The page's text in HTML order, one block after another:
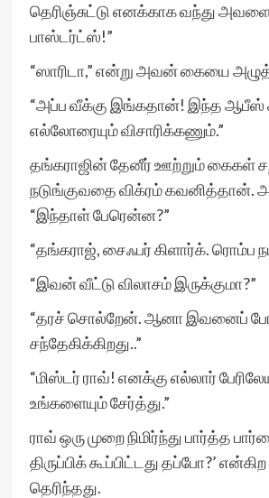
தெரிஞ்சுட்டு எனக்காக வந்து
பாஸ்டர்ட்ஸ்!”
“ஸாரிடா,” என்று அவன் கையை
“அப்ப வீக்கு இங்கதான்! இந்த ஆபீஸ்
எல்லோரையும் விசாரிக்கணும்.”
தங்கராஜின் தேனீர் ஊற்றும் கைகள்
நடுங்குவதை விக்ரம் கவனித்தான்.
“இந்தாள் பேரென்ன?”
“தங்கராஜ், சைஃபர் கிளார்க். ரொம்ப
“இவன் வீட்டு விலாசம் இருக்குமா?”
“தரச் சொல்றேன். ஆனா இவனைப்
சந்தேகிக்கிறது..”
“மிஸ்டர் ராவ்! எனக்கு எல்லார்
உங்களையும் சேர்த்து.”
ராவ் ஒரு முறை நிமிர்ந்து பார்த்த
திருப்பிக் கூப்பிட்டது தப்போ?’
தெரிந்தது.